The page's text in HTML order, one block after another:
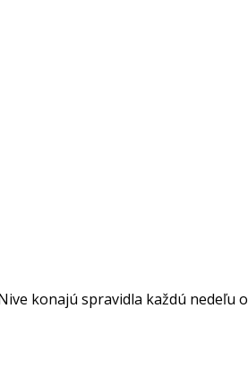
konajú spravidla každú nedeľu o